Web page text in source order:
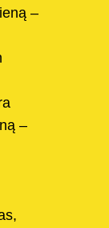
–
–